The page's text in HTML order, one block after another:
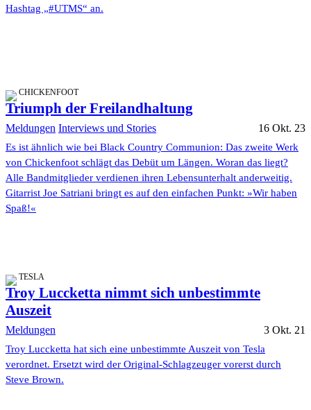
Hashtag „#UTMS“ an.
CHICKENFOOT
Triumph der Freilandhaltung
Meldungen Interviews und Stories 16 Okt. 23
Es ist ähnlich wie bei Black Country Communion: Das zweite Werk
von Chickenfoot schlägt das Debüt um Längen. Woran das liegt?
Alle Bandmitglieder verdienen ihren Lebensunterhalt anderweitig.
Gitarrist Joe Satriani bringt es auf den einfachen Punkt: »Wir haben
Spaß!«
TESLA
Troy Luccketta nimmt sich unbestimmte
Auszeit
Meldungen 3 Okt. 21
Troy Luccketta hat sich eine unbestimmte Auszeit von Tesla
verordnet. Ersetzt wird der Original-Schlagzeuger vorerst durch
Steve Brown.